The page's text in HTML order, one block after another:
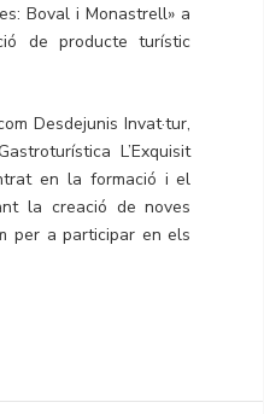
Boval i Monastrell» a
de producte turístic
Desdejunis Invat·tur,
L’Exquisit
en la formació i el
la creació de noves
per a participar en els